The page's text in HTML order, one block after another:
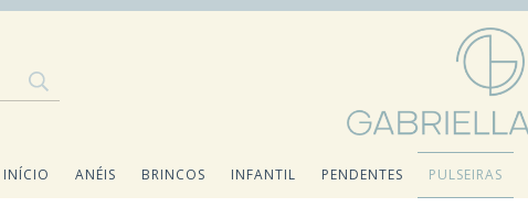
INÍCIO ANÉIS BRINCOS INFANTIL PENDENTES PULSEIRAS